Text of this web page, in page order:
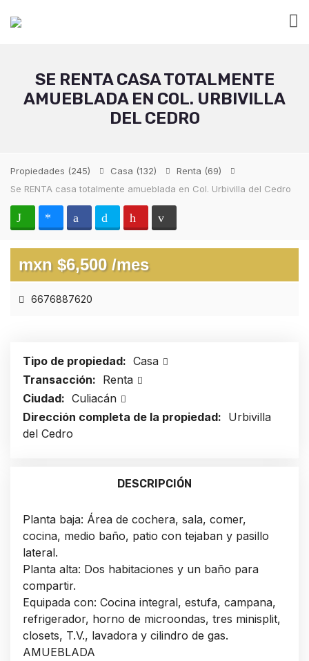
SE RENTA CASA TOTALMENTE
AMUEBLADA EN COL. URBIVILLA
DEL CEDRO
Propiedades (245) Casa (132) Renta (69)
Se RENTA casa totalmente amueblada en Col. Urbivilla del Cedro
mxn $6,500 /mes
6676887620
Tipo de propiedad: Casa
Transacción: Renta
Ciudad: Culiacán
Dirección completa de la propiedad: Urbivilla
del Cedro
DESCRIPCIÓN
Planta baja: Área de cochera, sala, comer,
cocina, medio baño, patio con tejaban y pasillo
lateral.
Planta alta: Dos habitaciones y un baño para
compartir.
Equipada con: Cocina integral, estufa, campana,
refrigerador, horno de microondas, tres minisplit,
closets, T.V., lavadora y cilindro de gas.
AMUEBLADA